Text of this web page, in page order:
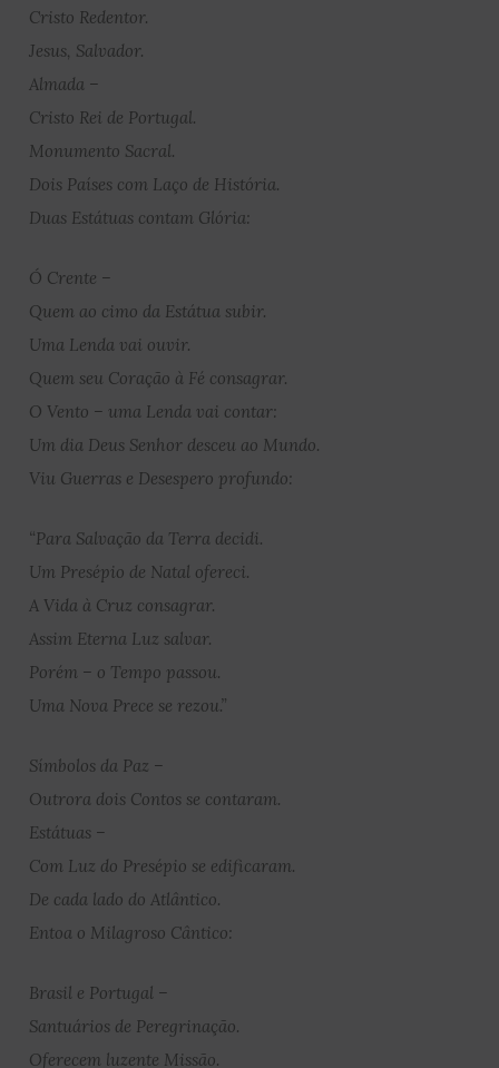
Cristo Redentor.
Jesus, Salvador.
Almada –
Cristo Rei de Portugal.
Monumento Sacral.
Dois Países com Laço de História.
Duas Estátuas contam Glória:
Ó Crente –
Quem ao cimo da Estátua subir.
Uma Lenda vai ouvir.
Quem seu Coração à Fé consagrar.
O Vento – uma Lenda vai contar:
Um dia Deus Senhor desceu ao Mundo.
Viu Guerras e Desespero profundo:
“Para Salvação da Terra decidi.
Um Presépio de Natal ofereci.
A Vida à Cruz consagrar.
Assim Eterna Luz salvar.
Porém – o Tempo passou.
Uma Nova Prece se rezou.”
Símbolos da Paz –
Outrora dois Contos se contaram.
Estátuas –
Com Luz do Presépio se edificaram.
De cada lado do Atlântico.
Entoa o Milagroso Cântico:
Brasil e Portugal –
Santuários de Peregrinação.
Oferecem luzente Missão.